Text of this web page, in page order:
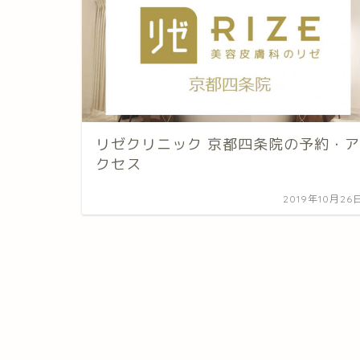
リゼクリニック 京都四条院の予約・ア
クセス
2019年10月26